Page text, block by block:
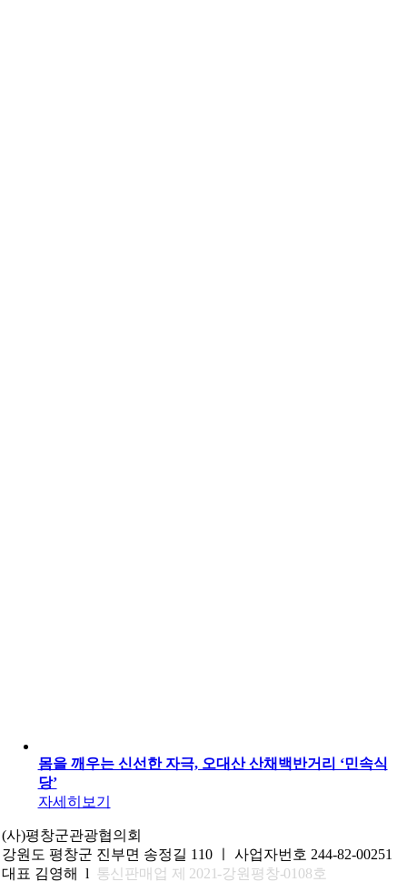
몸을 깨우는 신선한 자극, 오대산 산채백반거리 ‘민속식
당’
자세히보기
(사)평창군관광협의회
강원도 평창군 진부면 송정길 110 ㅣ 사업자번호 244-82-00251
대표 김영해 l 통신판매업 제 2021-강원평창-0108호